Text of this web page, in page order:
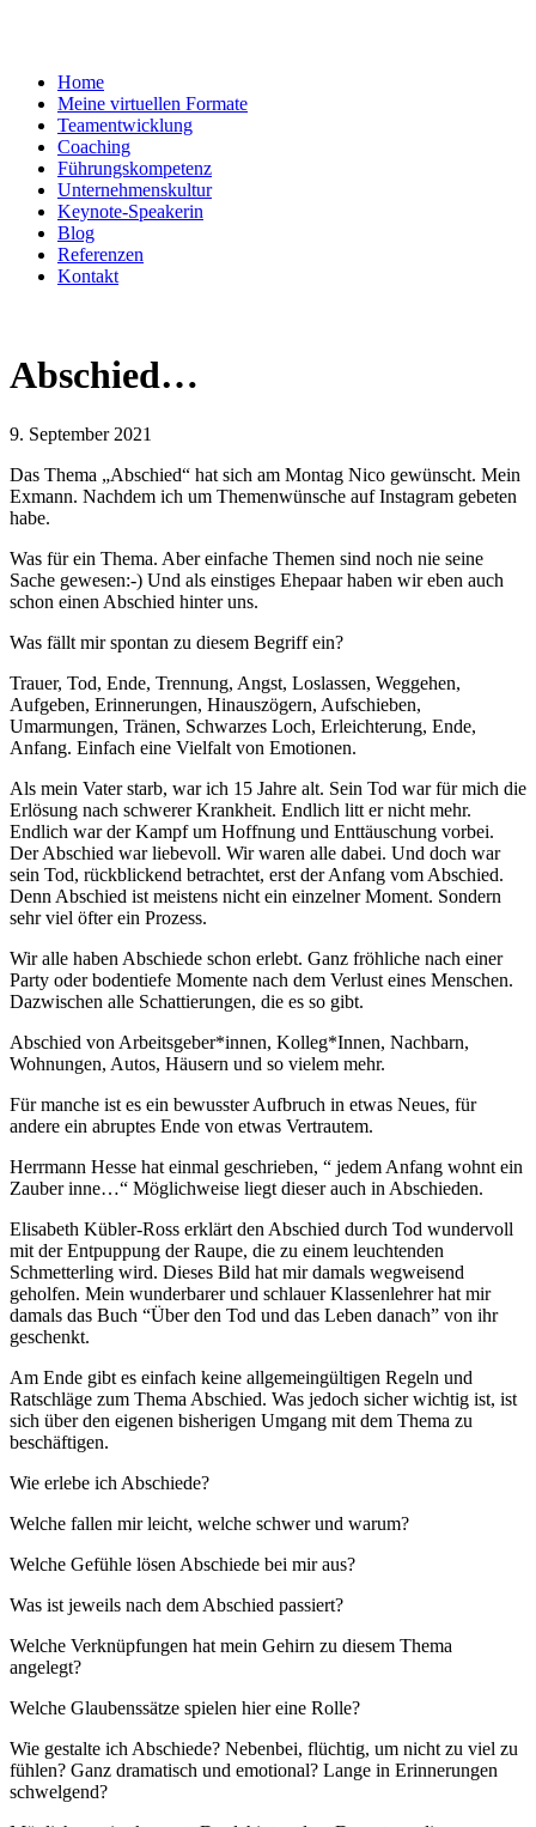
Home
Meine virtuellen Formate
Teamentwicklung
Coaching
Führungskompetenz
Unternehmenskultur
Keynote-Speakerin
Blog
Referenzen
Kontakt
Abschied…
9. September 2021
Das Thema „Abschied“ hat sich am Montag Nico gewünscht. Mein
Exmann. Nachdem ich um Themenwünsche auf Instagram gebeten
habe.
Was für ein Thema. Aber einfache Themen sind noch nie seine
Sache gewesen:-) Und als einstiges Ehepaar haben wir eben auch
schon einen Abschied hinter uns.
Was fällt mir spontan zu diesem Begriff ein?
Trauer, Tod, Ende, Trennung, Angst, Loslassen, Weggehen,
Aufgeben, Erinnerungen, Hinauszögern, Aufschieben,
Umarmungen, Tränen, Schwarzes Loch, Erleichterung, Ende,
Anfang. Einfach eine Vielfalt von Emotionen.
Als mein Vater starb, war ich 15 Jahre alt. Sein Tod war für mich die
Erlösung nach schwerer Krankheit. Endlich litt er nicht mehr.
Endlich war der Kampf um Hoffnung und Enttäuschung vorbei.
Der Abschied war liebevoll. Wir waren alle dabei. Und doch war
sein Tod, rückblickend betrachtet, erst der Anfang vom Abschied.
Denn Abschied ist meistens nicht ein einzelner Moment. Sondern
sehr viel öfter ein Prozess.
Wir alle haben Abschiede schon erlebt. Ganz fröhliche nach einer
Party oder bodentiefe Momente nach dem Verlust eines Menschen.
Dazwischen alle Schattierungen, die es so gibt.
Abschied von Arbeitsgeber*innen, Kolleg*Innen, Nachbarn,
Wohnungen, Autos, Häusern und so vielem mehr.
Für manche ist es ein bewusster Aufbruch in etwas Neues, für
andere ein abruptes Ende von etwas Vertrautem.
Herrmann Hesse hat einmal geschrieben, “ jedem Anfang wohnt ein
Zauber inne…“ Möglichweise liegt dieser auch in Abschieden.
Elisabeth Kübler-Ross erklärt den Abschied durch Tod wundervoll
mit der Entpuppung der Raupe, die zu einem leuchtenden
Schmetterling wird. Dieses Bild hat mir damals wegweisend
geholfen. Mein wunderbarer und schlauer Klassenlehrer hat mir
damals das Buch “Über den Tod und das Leben danach” von ihr
geschenkt.
Am Ende gibt es einfach keine allgemeingültigen Regeln und
Ratschläge zum Thema Abschied. Was jedoch sicher wichtig ist, ist
sich über den eigenen bisherigen Umgang mit dem Thema zu
beschäftigen.
Wie erlebe ich Abschiede?
Welche fallen mir leicht, welche schwer und warum?
Welche Gefühle lösen Abschiede bei mir aus?
Was ist jeweils nach dem Abschied passiert?
Welche Verknüpfungen hat mein Gehirn zu diesem Thema
angelegt?
Welche Glaubenssätze spielen hier eine Rolle?
Wie gestalte ich Abschiede? Nebenbei, flüchtig, um nicht zu viel zu
fühlen? Ganz dramatisch und emotional? Lange in Erinnerungen
schwelgend?